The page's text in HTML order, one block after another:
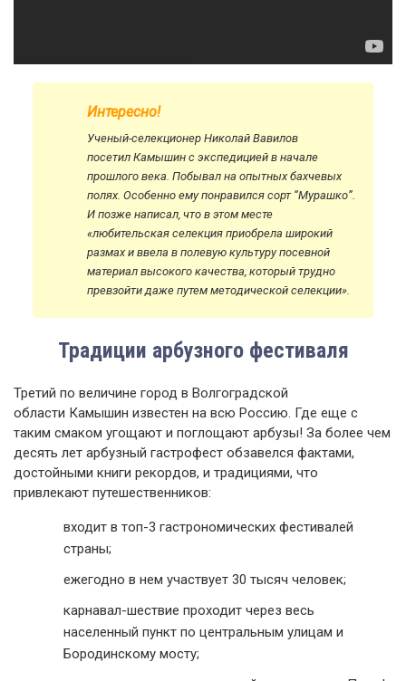
Интересно!
Ученый-селекционер Николай Вавилов
посетил Камышин с экспедицией в начале
прошлого века. Побывал на опытных бахчевых
полях. Особенно ему понравился сорт “Мурашко”.
И позже написал, что в этом месте
«любительская селекция приобрела широкий
размах и ввела в полевую культуру посевной
материал высокого качества, который трудно
превзойти даже путем методической селекции».
Традиции арбузного фестиваля
Третий по величине город в Волгоградской
области Камышин известен на всю Россию. Где еще с
таким смаком угощают и поглощают арбузы! За более чем
десять лет арбузный гастрофест обзавелся фактами,
достойными книги рекордов, и традициями, что
привлекают путешественников:
входит в топ-3 гастрономических фестивалей
страны;
ежегодно в нем участвует 30 тысяч человек;
карнавал-шествие проходит через весь
населенный пункт по центральным улицам и
Бородинскому мосту;